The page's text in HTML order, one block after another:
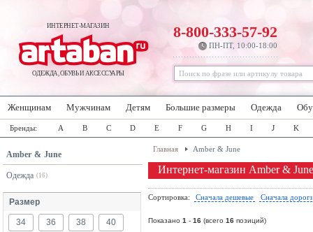
ИНТЕРНЕТ-МАГАЗИН
ОДЕЖДА, ОБУВЬ И АКСЕССУАРЫ
8-800-333-57-92
ПН-ПТ, 10:00-18:00
Женщинам Мужчинам Детям Большие размеры Одежда
Бренды: A B C D E F G H I J K
Amber & June
Одежда (16)
Размер
34 36 38 40
Главная Amber & June
Интернет-магазин Amber & June
Сортировка: Сначала дешевые Сначала
Показано 1 - 16 (всего 16 позиций)